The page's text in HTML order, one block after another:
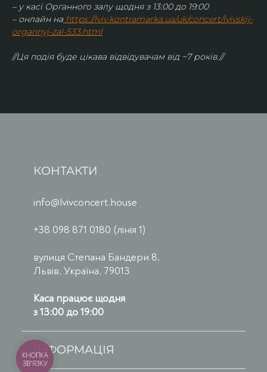
– у касі Органного залу щодня з 13:00 до 19:00
– онлайн на https://lviv.kontramarka.ua/uk/concert/lvivskij-
organnyj-zal-533.html
//Ця подія буде цікава відвідувачам від ~7 років.//
КОНТАКТИ
info@lvivconcert.house
+38 098 871 0180 (лінія 1)
вулиця Степана Бандери 8,
Львів, Україна, 79013
Каса працює щодня
з 13:00 до 19:00
ІНФОРМАЦІЯ
КНОПКА
ЗВ'ЯЗКУ